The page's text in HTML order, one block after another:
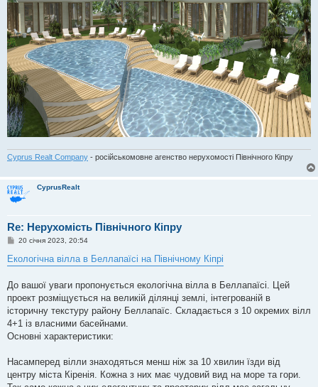
Cyprus Realt Company - російськомовне агенство нерухомості Північного Кіпру
CyprusRealt
Re: Нерухомість Північного Кіпру
П
в
і
о
м
л
е
н
н
я
20 січня 2023, 20:54
Екологічна вілла в Беллапаїсі на Північному Кіпрі
До вашої уваги пропонується екологічна вілла в Беллапаїсі. Цей
проект розміщується на великій ділянці землі, інтегрованій в
історичну текстуру району Беллапаїс. Складається з 10 окремих вілл
4+1 із власними басейнами.
Основні характеристики:
Насамперед вілли знаходяться менш ніж за 10 хвилин їзди від
центру міста Кіренія. Кожна з них має чудовий вид на море та гори.